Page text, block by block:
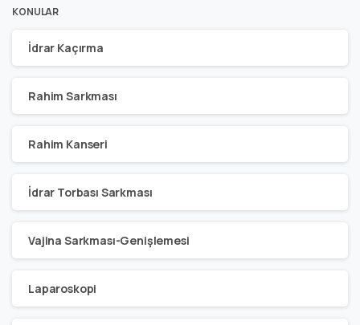
KONULAR
İdrar Kaçırma
Rahim Sarkması
Rahim Kanseri
İdrar Torbası Sarkması
Vajina Sarkması-Genişlemesi
Laparoskopi